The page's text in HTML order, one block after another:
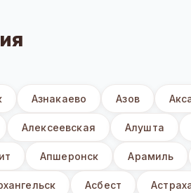
Азнакаево Азов
Алексеевская Алушта
Апшеронск Арамиль
Асбест